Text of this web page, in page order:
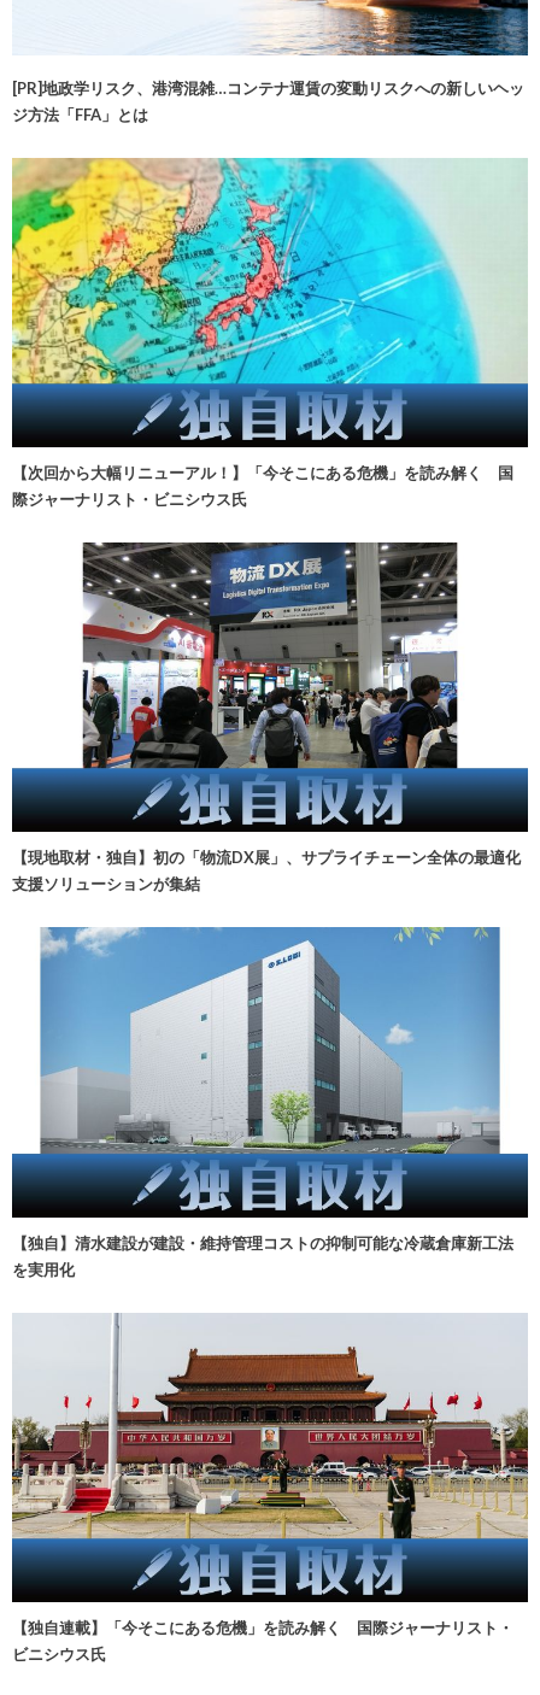
[PR]地政学リスク、港湾混雑…コンテナ運賃の変動リスクへの新しいヘッ
ジ方法「FFA」とは
【次回から大幅リニューアル！】「今そこにある危機」を読み解く 国
際ジャーナリスト・ビニシウス氏
【現地取材・独自】初の「物流DX展」、サプライチェーン全体の最適化
支援ソリューションが集結
【独自】清水建設が建設・維持管理コストの抑制可能な冷蔵倉庫新工法
を実用化
【独自連載】「今そこにある危機」を読み解く 国際ジャーナリスト・
ビニシウス氏